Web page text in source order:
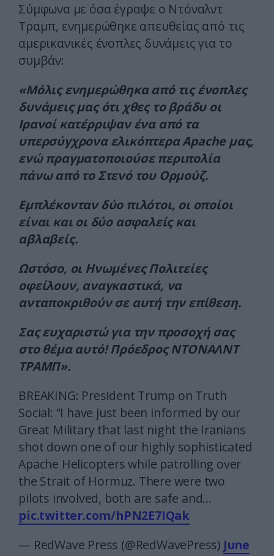
Σύμφωνα με όσα έγραψε ο Ντόναλντ
Τραμπ, ενημερώθηκε απευθείας από τις
αμερικανικές ένοπλες δυνάμεις για το
συμβάν:
«Μόλις ενημερώθηκα από τις ένοπλες
δυνάμεις μας ότι χθες το βράδυ οι
Ιρανοί κατέρριψαν ένα από τα
υπερσύγχρονα ελικόπτερα Apache μας,
ενώ πραγματοποιούσε περιπολία
πάνω από το Στενό του Ορμούζ.
Εμπλέκονταν δύο πιλότοι, οι οποίοι
είναι και οι δύο ασφαλείς και
αβλαβείς.
Ωστόσο, οι Ηνωμένες Πολιτείες
οφείλουν, αναγκαστικά, να
ανταποκριθούν σε αυτή την επίθεση.
Σας ευχαριστώ για την προσοχή σας
στο θέμα αυτό! Πρόεδρος ΝΤΟΝΑΛΝΤ
ΤΡΑΜΠ».
BREAKING: President Trump on Truth
Social: “I have just been informed by our
Great Military that last night the Iranians
shot down one of our highly sophisticated
Apache Helicopters while patrolling over
the Strait of Hormuz. There were two
pilots involved, both are safe and…
pic.twitter.com/hPN2E7IQak
— RedWave Press (@RedWavePress) June